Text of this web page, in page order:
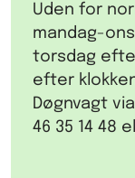
Uden for
mandag-
torsdag
efter
Døgnvagt
46 35 14 48